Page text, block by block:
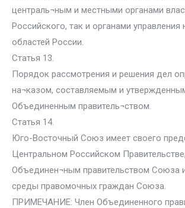
централь¬ным и местными органами
Российского, так и органами управления
областей России.
Статья 13.
Порядок рассмотрения и решения дел
на¬казом, составляемым и
Объединенным правитель¬ством.
Статья 14.
Юго-Восточный Союз имеет своего
Центральном Российском
Объединен¬ным правительством Союза
среды правомочных граждан Союза.
ПРИМЕЧАНИЕ: Член Объединенного